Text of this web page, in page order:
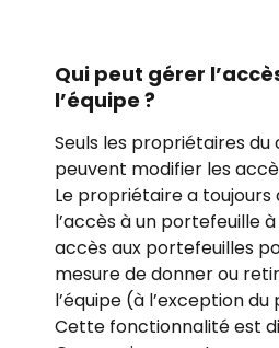
Qui peut gérer
l’équipe ?
Seuls les propriétaires
peuvent modifier les
Le propriétaire a
l’accès à un portefeuille
accès aux portefeuilles
mesure de donner ou
l’équipe (à l’exception
Cette fonctionnalité est